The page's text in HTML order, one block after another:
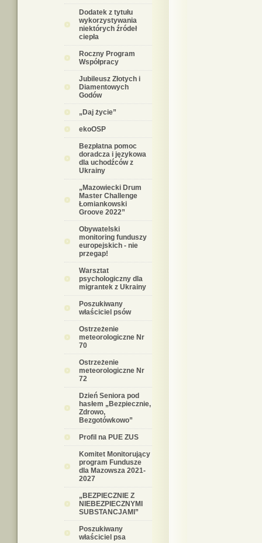
Dodatek z tytułu
wykorzystywania
niektórych źródeł
ciepła
Roczny Program
Współpracy
Jubileusz Złotych i
Diamentowych
Godów
„Daj życie”
ekoOSP
Bezpłatna pomoc
doradcza i językowa
dla uchodźców z
Ukrainy
„Mazowiecki Drum
Master Challenge
Łomiankowski
Groove 2022”
Obywatelski
monitoring funduszy
europejskich - nie
przegap!
Warsztat
psychologiczny dla
migrantek z Ukrainy
Poszukiwany
właściciel psów
Ostrzeżenie
meteorologiczne Nr
70
Ostrzeżenie
meteorologiczne Nr
72
Dzień Seniora pod
hasłem „Bezpiecznie,
Zdrowo,
Bezgotówkowo”
Profil na PUE ZUS
Komitet Monitorujący
program Fundusze
dla Mazowsza 2021-
2027
„BEZPIECZNIE Z
NIEBEZPIECZNYMI
SUBSTANCJAMI”
Poszukiwany
właściciel psa